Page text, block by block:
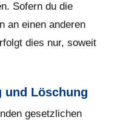
Sofern du die
an einen anderen
dies nur, soweit
und Löschung
gesetzlichen